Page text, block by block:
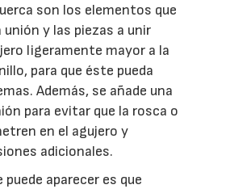
son los elementos que
y las piezas a unir
ligeramente mayor a la
para que éste pueda
Además, se añade una
para evitar que la rosca o
en el agujero y
adicionales.
puede aparecer es que